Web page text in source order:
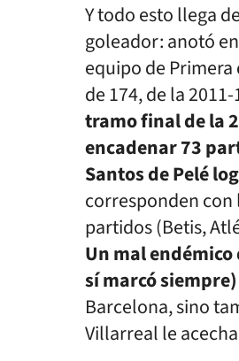
Y todo esto llega
goleador: anotó
equipo de
de 174, de la
tramo final de la
encadenar 73
Santos de Pelé
corresponden con
partidos (Betis,
Un mal
sí marcó
Barcelona, sino
Villarreal le